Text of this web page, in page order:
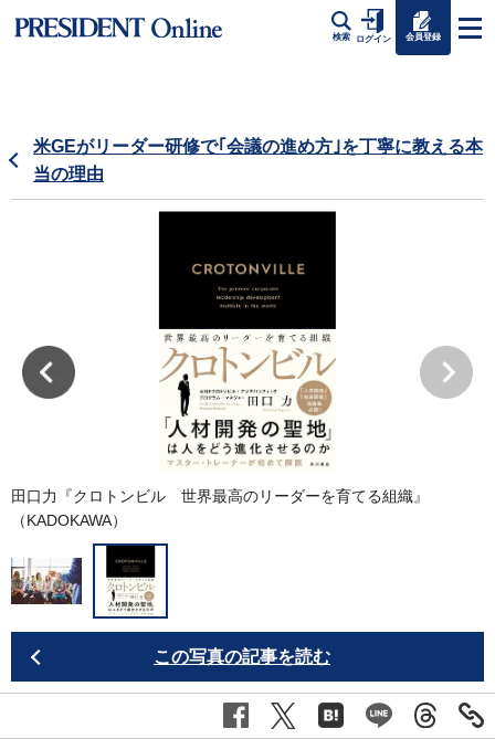
検索 ログイン 会員登録
米GEがリーダー研修で｢会議の進め方｣を丁寧に教える本
当の理由
田口力『クロトンビル 世界最高のリーダーを育てる組織』
（KADOKAWA）
この写真の記事を読む